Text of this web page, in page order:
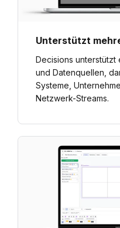
Unterstützt
Decisions unterstützt
und Datenquellen,
Systeme,
Netzwerk-Streams.